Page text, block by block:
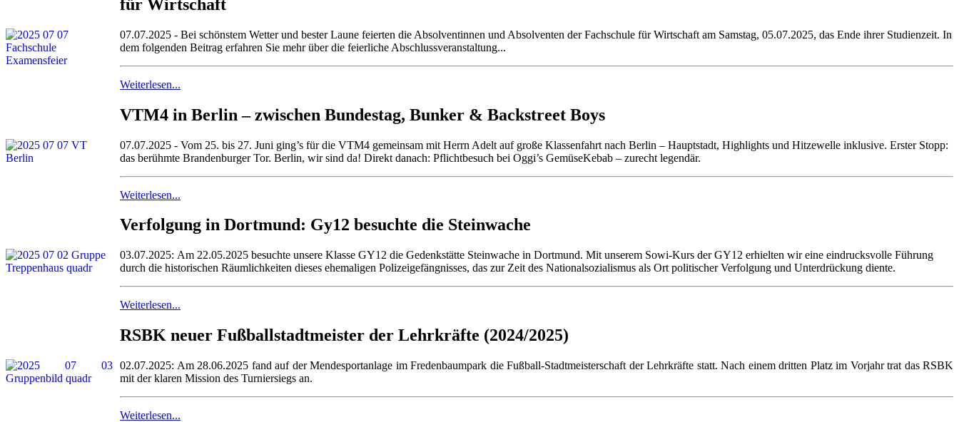
für Wirtschaft
07.07.2025 - Bei schönstem Wetter und bester Laune feierten die Absolventinnen und Absolventen der Fachschule für Wirtschaft am Samstag, 05.07.2025, das Ende ihrer Studienzeit. In
dem folgenden Beitrag erfahren Sie mehr über die feierliche Abschlussveranstaltung...
Weiterlesen...
VTM4 in Berlin – zwischen Bundestag, Bunker & Backstreet Boys
07.07.2025 - Vom 25. bis 27. Juni ging’s für die VTM4 gemeinsam mit Herrn Adelt auf große Klassenfahrt nach Berlin – Hauptstadt, Highlights und Hitzewelle inklusive. Erster Stopp:
das berühmte Brandenburger Tor. Berlin, wir sind da! Direkt danach: Pflichtbesuch bei Oggi’s GemüseKebab – zurecht legendär.
Weiterlesen...
Verfolgung in Dortmund: Gy12 besuchte die Steinwache
03.07.2025: Am 22.05.2025 besuchte unsere Klasse GY12 die Gedenkstätte Steinwache in Dortmund. Mit unserem Sowi-Kurs der GY12 erhielten wir eine eindrucksvolle Führung
durch die historischen Räumlichkeiten dieses ehemaligen Polizeigefängnisses, das zur Zeit des Nationalsozialismus als Ort politischer Verfolgung und Unterdrückung diente.
Weiterlesen...
RSBK neuer Fußballstadtmeister der Lehrkräfte (2024/2025)
02.07.2025: Am 28.06.2025 fand auf der Mendesportanlage im Fredenbaumpark die Fußball-Stadtmeisterschaft der Lehrkräfte statt. Nach einem dritten Platz im Vorjahr trat das RSBK
mit der klaren Mission des Turniersiegs an.
Weiterlesen...